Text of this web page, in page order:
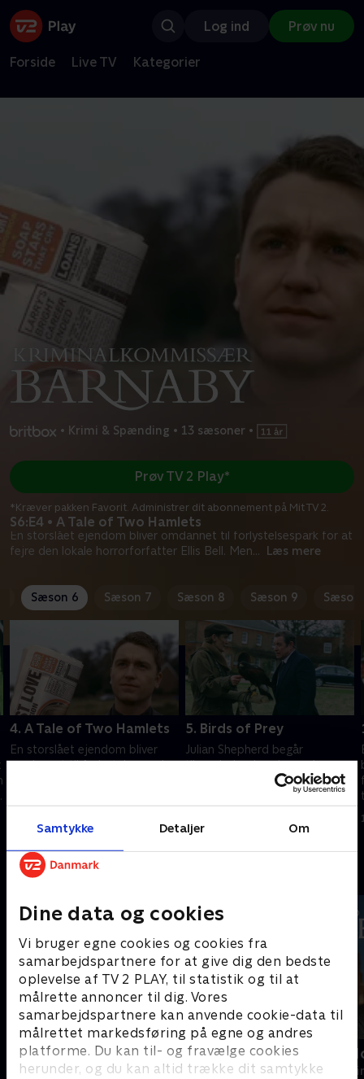
Samtykke Detaljer Om
Dine data og cookies
Vi bruger egne cookies og cookies fra
samarbejdspartnere for at give dig den bedste
oplevelse af TV 2 PLAY, til statistik og til at
målrette annoncer til dig. Vores
samarbejdspartnere kan anvende cookie-data til
målrettet markedsføring på egne og andres
platforme. Du kan til- og fravælge cookies
herunder, og du kan altid trække dit samtykke
Log ind Prøv nu
Forside Live TV Kategorier
• Krimi & Spænding • 13 sæsoner •
S6:E4 • A Tale of Two Hamlets
En storslået ejendom bliver omdannet til forlystelsespark for at
fejre den lokale horrorforfatter Ellis Bell. Men... Læs mere
Prøv TV 2 Play*
*Kræver pakken Favorit. Administrer dit abonnement på Mit TV 2.
Sæson 6 Sæson 7 Sæson 8 Sæson 9 Sæson
4. A Tale of Two Hamlets
En storslået ejendom bliver
omdannet til forlystelsespark
åbningsceremonien ender
katastrofalt.
5. Birds of Prey
Julian Shepherd begår
tilsyneladende selvmord og
efterforskning, der leder
Barnaby på sporet af
Shepherds økonomiske
Andre så også
En sag for Frost
Krimi & Spænding • 9 sæsoner
Inspector
Krimi &